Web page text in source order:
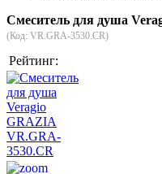
Смеситель для душа
(Код: VR.GRA-3530.CR)
Рейтинг: